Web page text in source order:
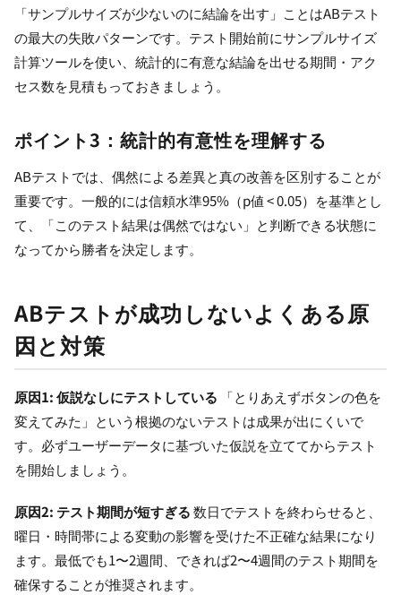
「サンプルサイズが少ないのに結論を出す」ことはABテスト
の最大の失敗パターンです。テスト開始前にサンプルサイズ
計算ツールを使い、統計的に有意な結論を出せる期間・アク
セス数を見積もっておきましょう。
ポイント3：統計的有意性を理解する
ABテストでは、偶然による差異と真の改善を区別することが
重要です。一般的には信頼水準95%（p値 < 0.05）を基準とし
て、「このテスト結果は偶然ではない」と判断できる状態に
なってから勝者を決定します。
ABテストが成功しないよくある原
因と対策
原因1: 仮説なしにテストしている 「とりあえずボタンの色を
変えてみた」という根拠のないテストは成果が出にくいで
す。必ずユーザーデータに基づいた仮説を立ててからテスト
を開始しましょう。
原因2: テスト期間が短すぎる数日でテストを終わらせると、
曜日・時間帯による変動の影響を受けた不正確な結果になり
ます。最低でも1〜2週間、できれば2〜4週間のテスト期間を
確保することが推奨されます。